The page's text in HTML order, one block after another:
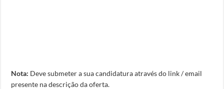
Nota: Deve submeter a sua candidatura através do link / email
presente na descrição da oferta.